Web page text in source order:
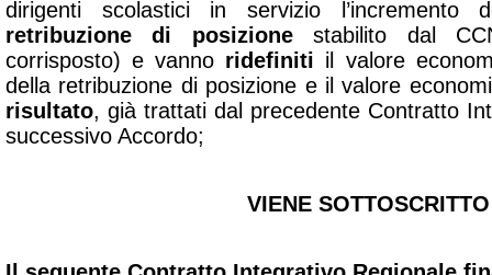
dirigenti scolastici in servizio l’incremento
retribuzione di posizionestabilito dal
corrisposto) e vanno ridefiniti il valore
della retribuzione di posizione e il valore
risultato, già trattati dal precedente Contratto
successivo Accordo;
VIENE SOTTOSCRITTO